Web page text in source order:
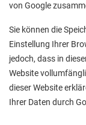
von Google
Sie können die
Einstellung Ihrer
jedoch, dass in
Website
dieser Website
Ihrer Daten durch